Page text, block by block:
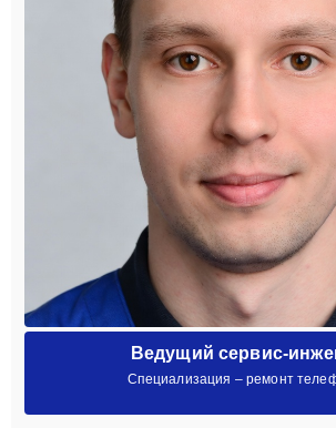
Ведущий сервис-
Специализация – ремонт